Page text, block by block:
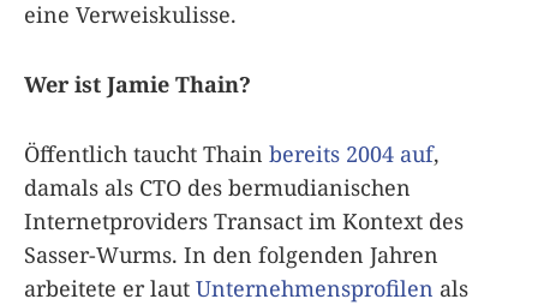
eine Verweiskulisse.
Wer ist Jamie Thain?
Öffentlich taucht Thain bereits 2004 auf,
damals als CTO des bermudianischen
Internetproviders Transact im Kontext des
Sasser-Wurms. In den folgenden Jahren
arbeitete er laut Unternehmensprofilen als